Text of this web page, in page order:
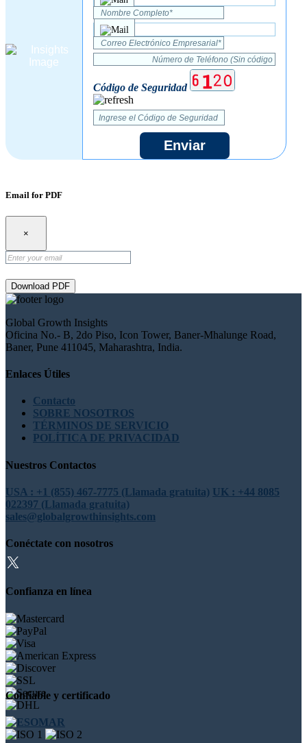
Código de Seguridad
Enviar
Email for PDF
×
Download PDF
Global Growth Insights
Oficina No.- B, 2do Piso, Icon Tower, Baner-Mhalunge Road,
Baner, Pune 411045, Maharashtra, India.
Enlaces Útiles
Contacto
SOBRE NOSOTROS
TÉRMINOS DE SERVICIO
POLÍTICA DE PRIVACIDAD
Nuestros Contactos
USA : +1 (855) 467-7775 (Llamada gratuita) UK : +44 8085
022397 (Llamada gratuita)
sales@globalgrowthinsights.com
Conéctate con nosotros
Confianza en línea
Confiable y certificado